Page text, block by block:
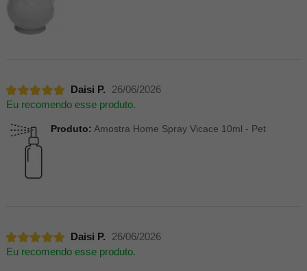
Daisi P.
26/06/2026
Eu recomendo esse produto.
Produto: Amostra Home Spray Vicace 10ml - Pet
Daisi P.
26/06/2026
Eu recomendo esse produto.